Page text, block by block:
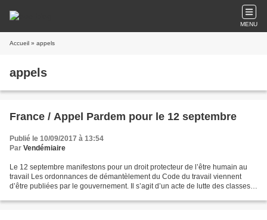
MENU
Accueil » appels
appels
France / Appel Pardem pour le 12 septembre
Publié le 10/09/2017 à 13:54
Par Vendémiaire
Le 12 septembre manifestons pour un droit protecteur de l’être humain au
travail Les ordonnances de démantèlement du Code du travail viennent
d’être publiées par le gouvernement. Il s’agit d’un acte de lutte des classes